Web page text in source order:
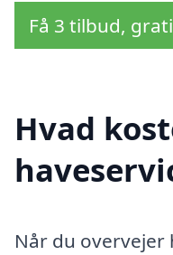
Få 3 tilbud,
Hvad
Når du overvejer